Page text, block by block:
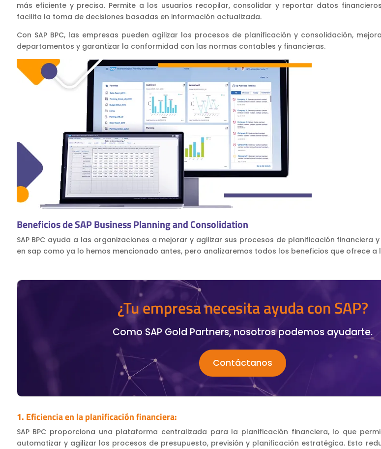
más eficiente y precisa. Permite a los usuarios recopilar, consolidar y reportar datos
facilita la toma de decisiones basadas en información actualizada.
Con SAP BPC, las empresas pueden agilizar los procesos de planificación y consolidación,
departamentos y garantizar la conformidad con las normas contables y financieras.
Beneficios de SAP Business Planning and Consolidation
SAP BPC ayuda a las organizaciones a mejorar y agilizar sus procesos de planificación financiera
en sap como ya lo hemos mencionado antes, pero analizaremos todos los beneficios que ofrece a
¿Tu empresa necesita ayuda con SAP?
Como SAP Gold Partners, nosotros podemos ayudarte.
Contáctanos
1. Eficiencia en la planificación financiera:
SAP BPC proporciona una plataforma centralizada para la planificación financiera, lo que
automatizar y agilizar los procesos de presupuesto, previsión y planificación estratégica. Esto